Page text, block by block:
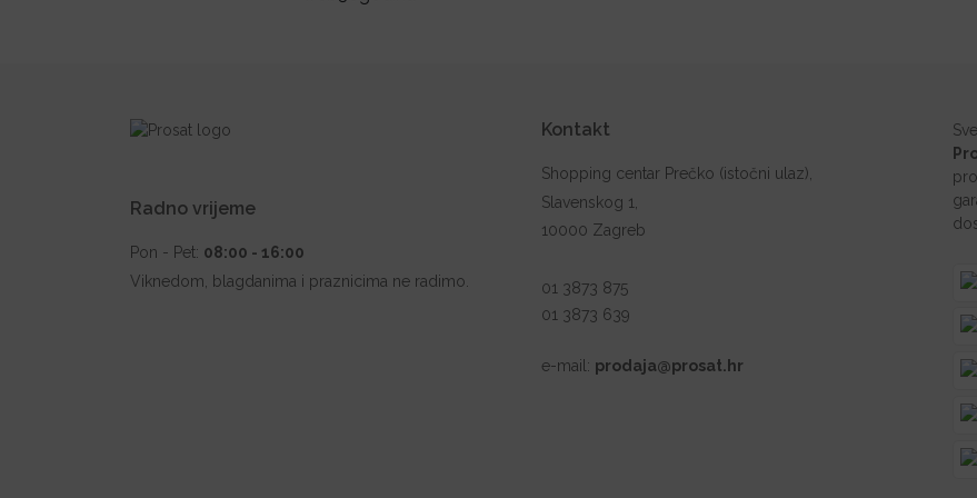
Radno vrijeme
Pon - Pet: 08:00 - 16:00
Viknedom, blagdanima i praznicima ne radimo.
Kontakt
Shopping centar Prečko (istočni ulaz),
Slavenskog 1,
10000 Zagreb
01 3873 875
01 3873 639
e-mail: prodaja@prosat.hr